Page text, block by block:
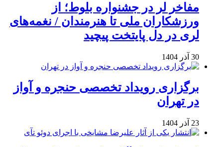
مفاخر لر در جشنواره بلوط؛ از
ورزشکاران ملی تا هنرمندان / نغمه‌های
لری در دل پایتخت پیچید
30 آذر 1404
برگزاری رویداد تخصصی حنجره و آواز
در تهران
23 آذر 1404